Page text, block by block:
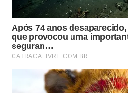
Qual é a relação entre
uso do Allium sativum?
No Feng Shui, a harmonização
energia, ou Chi, é fundamental